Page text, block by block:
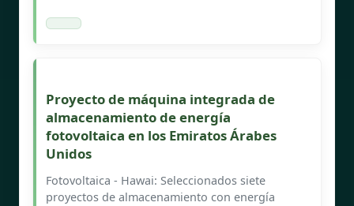
Proyecto de máquina integrada de
almacenamiento de energía
fotovoltaica en los Emiratos Árabes
Unidos
Fotovoltaica - Hawai: Seleccionados siete
proyectos de almacenamiento con energía